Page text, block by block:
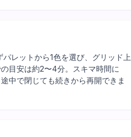
レットから1色を選び、グリッド上
目安は約2〜4分。スキマ時間に
中で閉じても続きから再開できま